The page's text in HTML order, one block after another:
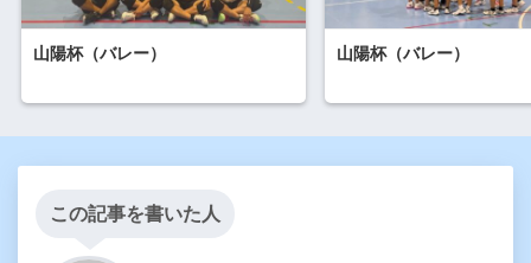
山陽杯（バレー） 山陽杯（バレー）
この記事を書いた人